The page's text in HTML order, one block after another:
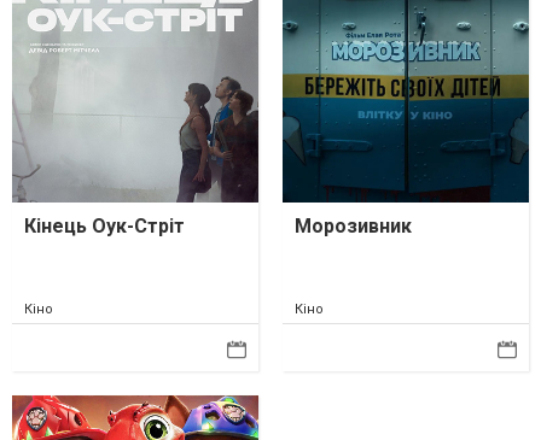
Кінець Оук-Стріт
Кіно
Морозивник
Кіно